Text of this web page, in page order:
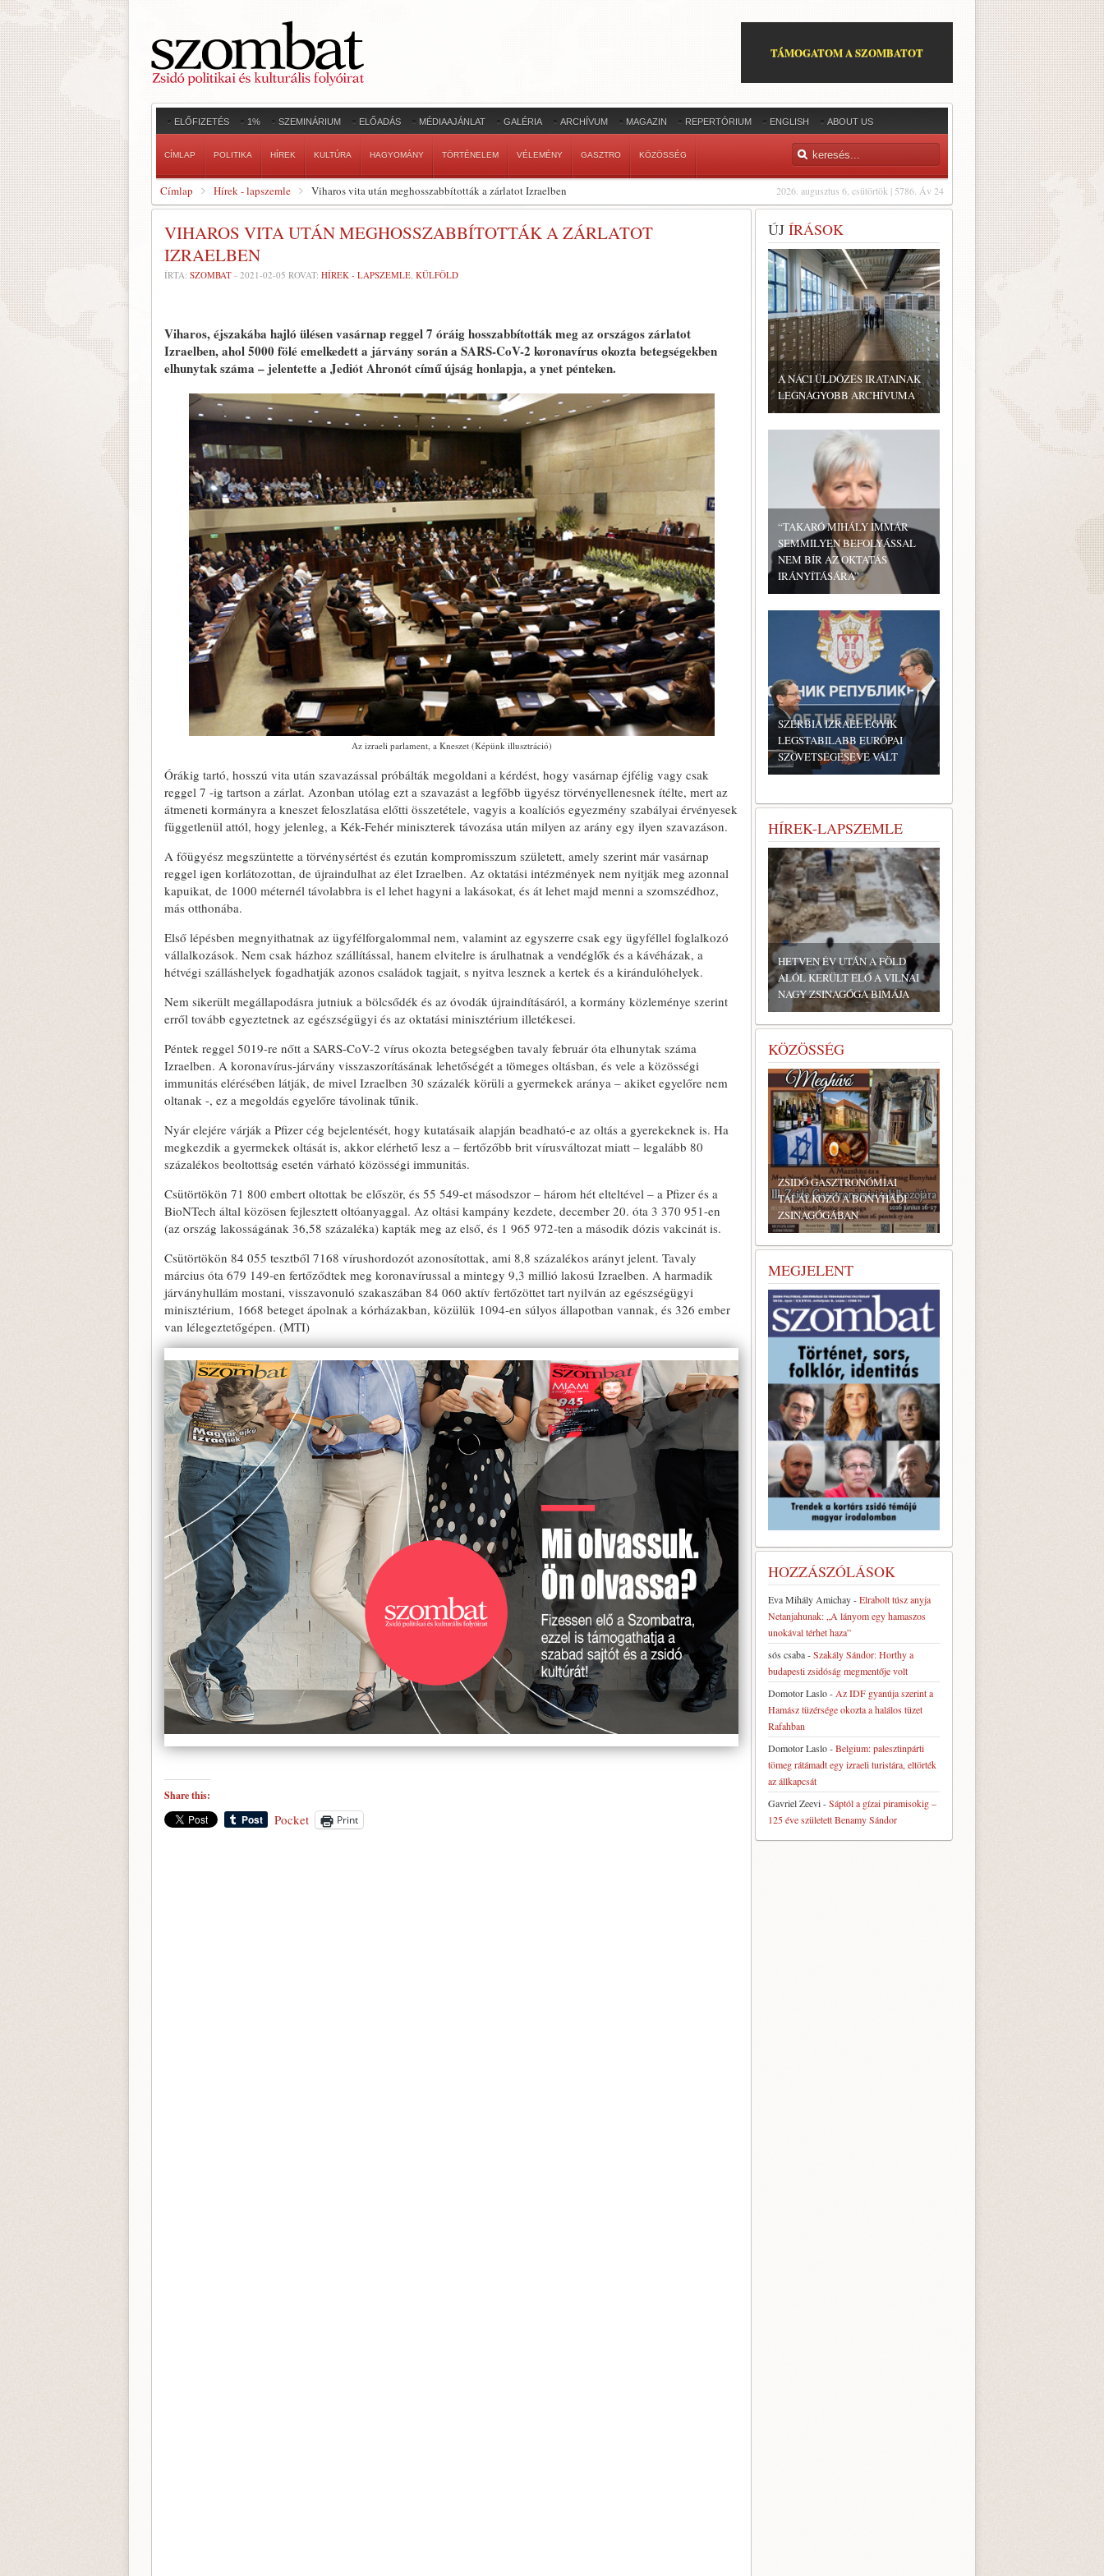
TÁMOGATOM A SZOMBATOT
ELŐFIZETÉS 1% SZEMINÁRIUM ELŐADÁS MÉDIAAJÁNLAT GALÉRIA ARCHÍVUM MAGAZIN REPERTÓRIUM ENGLISH ABOUT US
CÍMLAP POLITIKA HÍREK KULTÚRA HAGYOMÁNY TÖRTÉNELEM VÉLEMÉNY GASZTRO KÖZÖSSÉG
2026. augusztus 6, csütörtök | 5786. Áv 24
Címlap Hírek - lapszemle Viharos vita után meghosszabbították a zárlatot Izraelben
VIHAROS VITA UTÁN MEGHOSSZABBÍTOTTÁK A ZÁRLATOT
IZRAELBEN
ÍRTA: SZOMBAT - 2021-02-05 ROVAT: HÍREK - LAPSZEMLE, KÜLFÖLD
Viharos, éjszakába hajló ülésen vasárnap reggel 7 óráig hosszabbították meg az országos zárlatot
Izraelben, ahol 5000 fölé emelkedett a járvány során a SARS-CoV-2 koronavírus okozta betegségekben
elhunytak száma – jelentette a Jediót Ahronót című újság honlapja, a ynet pénteken.
Az izraeli parlament, a Kneszet (Képünk illusztráció)
Órákig tartó, hosszú vita után szavazással próbálták megoldani a kérdést, hogy vasárnap éjfélig vagy csak
reggel 7 -ig tartson a zárlat. Azonban utólag ezt a szavazást a legfőbb ügyész törvényellenesnek ítélte, mert az
átmeneti kormányra a kneszet feloszlatása előtti összetétele, vagyis a koalíciós egyezmény szabályai érvényesek
függetlenül attól, hogy jelenleg, a Kék-Fehér miniszterek távozása után milyen az arány egy ilyen szavazáson.
A főügyész megszüntette a törvénysértést és ezután kompromisszum született, amely szerint már vasárnap
reggel igen korlátozottan, de újraindulhat az élet Izraelben. Az oktatási intézmények nem nyitják meg azonnal
kapuikat, de 1000 méternél távolabbra is el lehet hagyni a lakásokat, és át lehet majd menni a szomszédhoz,
más otthonába.
Első lépésben megnyithatnak az ügyfélforgalommal nem, valamint az egyszerre csak egy ügyféllel foglalkozó
vállalkozások. Nem csak házhoz szállítással, hanem elvitelre is árulhatnak a vendéglők és a kávéházak, a
hétvégi szálláshelyek fogadhatják azonos családok tagjait, s nyitva lesznek a kertek és a kirándulóhelyek.
Nem sikerült megállapodásra jutniuk a bölcsődék és az óvodák újraindításáról, a kormány közleménye szerint
erről tovább egyeztetnek az egészségügyi és az oktatási minisztérium illetékesei.
Péntek reggel 5019-re nőtt a SARS-CoV-2 vírus okozta betegségben tavaly február óta elhunytak száma
Izraelben. A koronavírus-járvány visszaszorításának lehetőségét a tömeges oltásban, és vele a közösségi
immunitás elérésében látják, de mivel Izraelben 30 százalék körüli a gyermekek aránya – akiket egyelőre nem
oltanak -, ez a megoldás egyelőre távolinak tűnik.
Nyár elejére várják a Pfizer cég bejelentését, hogy kutatásaik alapján beadható-e az oltás a gyerekeknek is. Ha
megkezdik a gyermekek oltását is, akkor elérhető lesz a – fertőzőbb brit vírusváltozat miatt – legalább 80
százalékos beoltottság esetén várható közösségi immunitás.
Csütörtökön 71 800 embert oltottak be először, és 55 549-et másodszor – három hét elteltével – a Pfizer és a
BioNTech által közösen fejlesztett oltóanyaggal. Az oltási kampány kezdete, december 20. óta 3 370 951-en
(az ország lakosságának 36,58 százaléka) kapták meg az első, és 1 965 972-ten a második dózis vakcinát is.
Csütörtökön 84 055 tesztből 7168 vírushordozót azonosítottak, ami 8,8 százalékos arányt jelent. Tavaly
március óta 679 149-en fertőződtek meg koronavírussal a mintegy 9,3 millió lakosú Izraelben. A harmadik
járványhullám mostani, visszavonuló szakaszában 84 060 aktív fertőzöttet tart nyilván az egészségügyi
minisztérium, 1668 beteget ápolnak a kórházakban, közülük 1094-en súlyos állapotban vannak, és 326 ember
van lélegeztetőgépen. (MTI)
Share this:
Pocket Print
ÚJ ÍRÁSOK
A NÁCI ÜLDÖZÉS IRATAINAK
LEGNAGYOBB ARCHÍVUMA
“TAKARÓ MIHÁLY IMMÁR
SEMMILYEN BEFOLYÁSSAL
NEM BÍR AZ OKTATÁS
IRÁNYÍTÁSÁRA”
SZERBIA IZRAEL EGYIK
LEGSTABILABB EURÓPAI
SZÖVETSÉGESÉVÉ VÁLT
HÍREK-LAPSZEMLE
HETVEN ÉV UTÁN A FÖLD
ALÓL KERÜLT ELŐ A VILNAI
NAGY ZSINAGÓGA BIMÁJA
KÖZÖSSÉG
ZSIDÓ GASZTRONÓMIAI
TALÁLKOZÓ A BONYHÁDI
ZSINAGÓGÁBAN
MEGJELENT
HOZZÁSZÓLÁSOK
Eva Mihály Amichay-Elrabolt túsz anyja
Netanjahunak: „A lányom egy hamaszos
unokával térhet haza”
sós csaba-Szakály Sándor: Horthy a
budapesti zsidóság megmentője volt
Domotor Laslo- Az IDF gyanúja szerint a
Hamász tüzérsége okozta a halálos tüzet
Rafahban
Domotor Laslo-Belgium: palesztinpárti
tömeg rátámadt egy izraeli turistára, eltörték
az állkapcsát
Gavriel Zeevi-Sáptól a gízai piramisokig –
125 éve született Benamy Sándor